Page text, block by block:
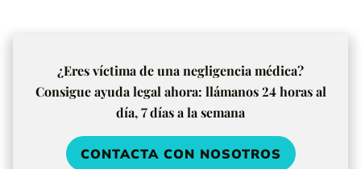
¿Eres víctima de una negligencia médica?
Consigue ayuda legal ahora: llámanos 24 horas al
día, 7 días a la semana
CONTACTA CON NOSOTROS